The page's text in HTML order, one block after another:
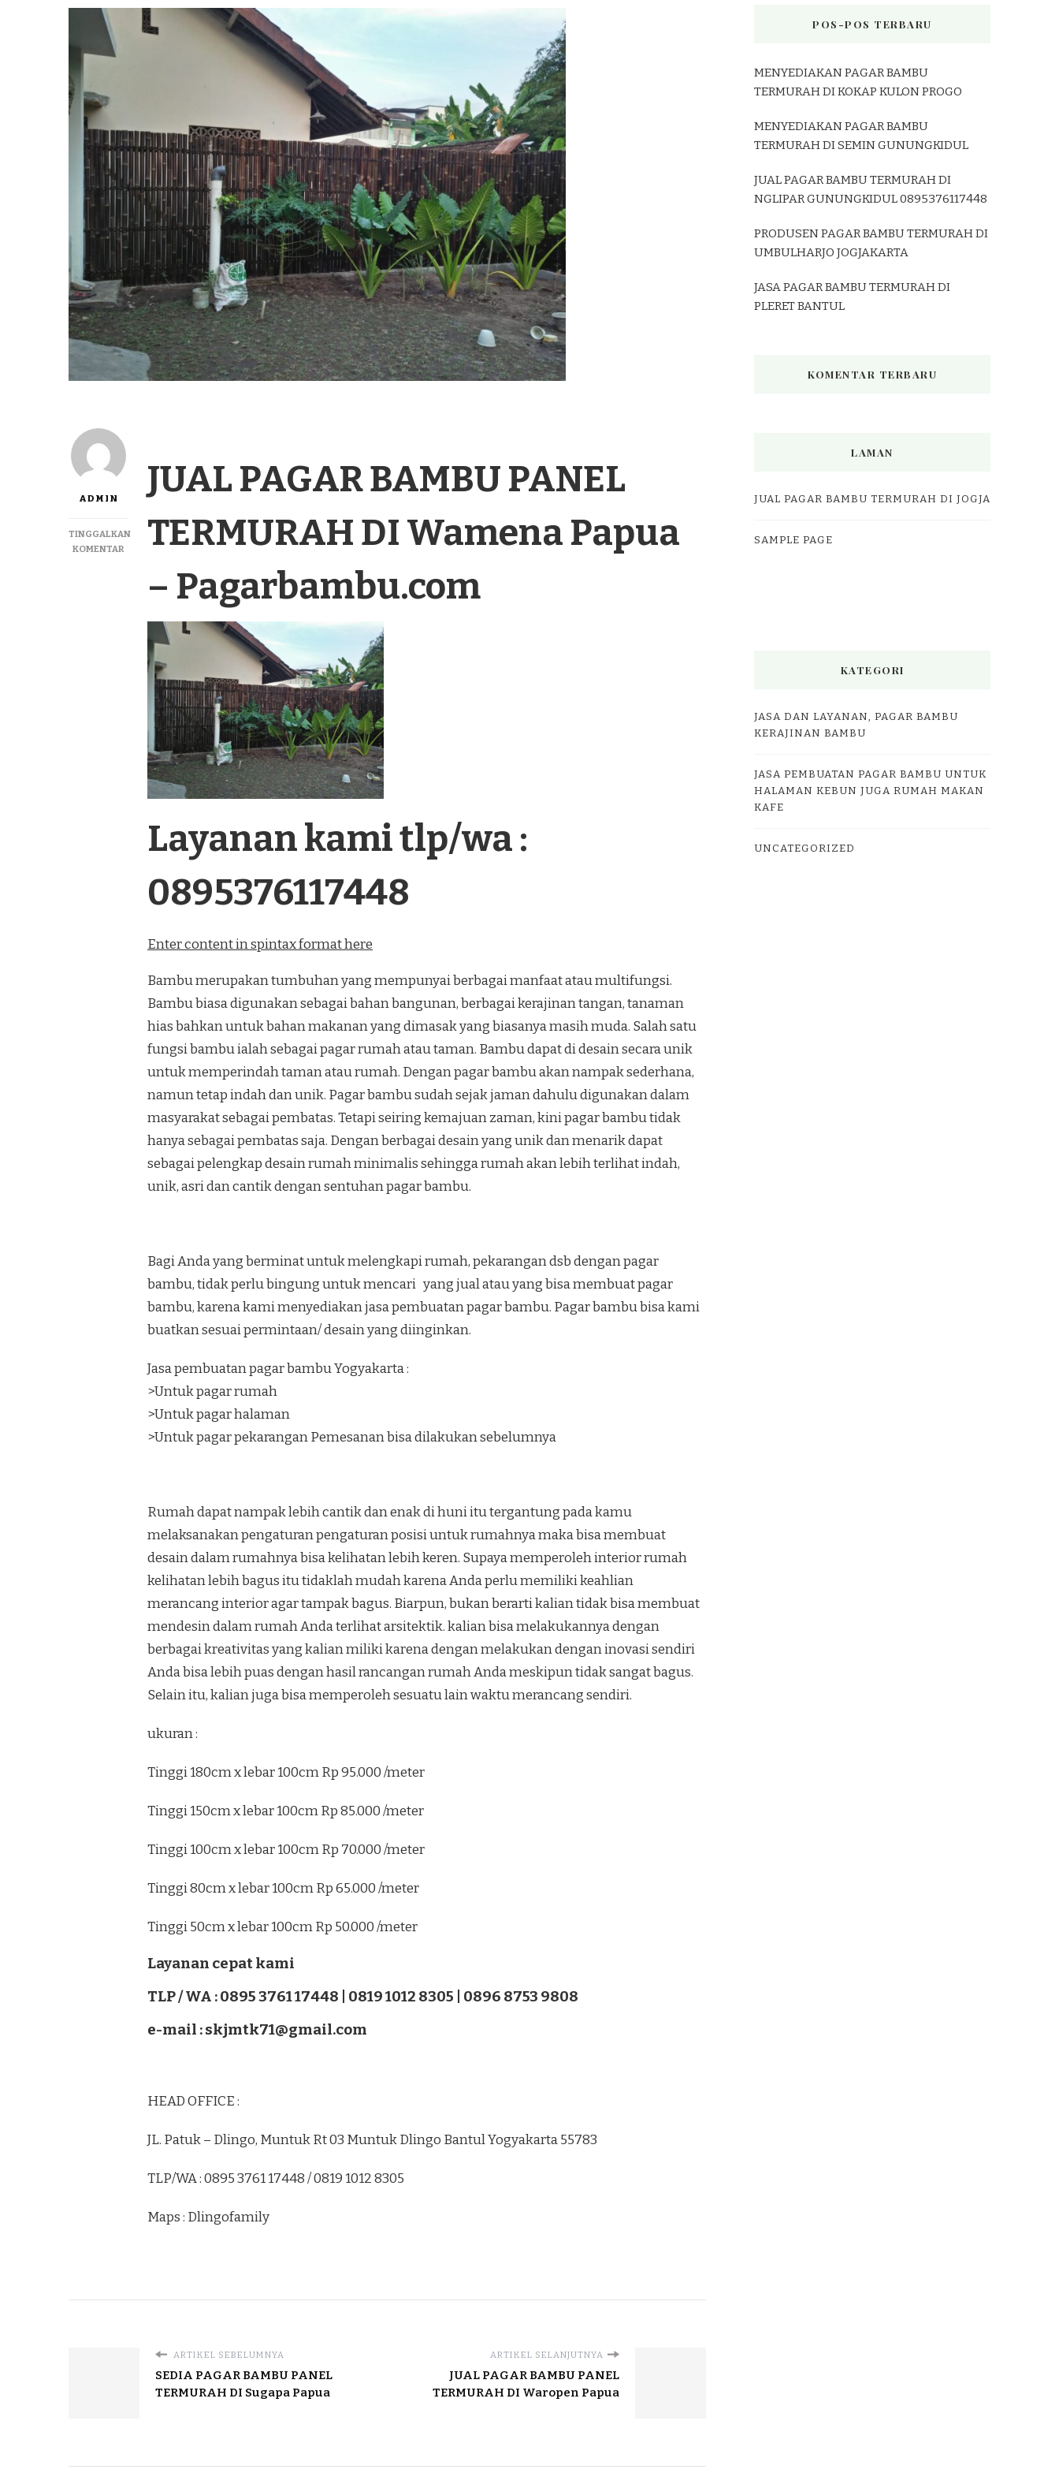
ADMIN
TINGGALKAN
KOMENTARPADA
BAMBU
TERMURAH
WAMENA
PAPUA
JUAL PAGAR BAMBU PANEL
TERMURAH DI Wamena Papua
– Pagarbambu.com
Layanan kami tlp/wa :
0895376117448
Enter content in spintax format here
Bambu merupakan tumbuhan yang mempunyai berbagai manfaat atau multifungsi.
Bambu biasa digunakan sebagai bahan bangunan, berbagai kerajinan tangan, tanaman
hias bahkan untuk bahan makanan yang dimasak yang biasanya masih muda. Salah satu
fungsi bambu ialah sebagai pagar rumah atau taman. Bambu dapat di desain secara unik
untuk memperindah taman atau rumah. Dengan pagar bambu akan nampak sederhana,
namun tetap indah dan unik. Pagar bambu sudah sejak jaman dahulu digunakan dalam
masyarakat sebagai pembatas. Tetapi seiring kemajuan zaman, kini pagar bambu tidak
hanya sebagai pembatas saja. Dengan berbagai desain yang unik dan menarik dapat
sebagai pelengkap desain rumah minimalis sehingga rumah akan lebih terlihat indah,
unik, asri dan cantik dengan sentuhan pagar bambu.
Bagi Anda yang berminat untuk melengkapi rumah, pekarangan dsb dengan pagar
bambu, tidak perlu bingung untuk mencari yang jual atau yang bisa membuat pagar
bambu, karena kami menyediakan jasa pembuatan pagar bambu. Pagar bambu bisa kami
buatkan sesuai permintaan/ desain yang diinginkan.
Jasa pembuatan pagar bambu Yogyakarta :
>Untuk pagar rumah
>Untuk pagar halaman
>Untuk pagar pekarangan Pemesanan bisa dilakukan sebelumnya
Rumah dapat nampak lebih cantik dan enak di huni itu tergantung pada kamu
melaksanakan pengaturan pengaturan posisi untuk rumahnya maka bisa membuat
desain dalam rumahnya bisa kelihatan lebih keren. Supaya memperoleh interior rumah
kelihatan lebih bagus itu tidaklah mudah karena Anda perlu memiliki keahlian
merancang interior agar tampak bagus. Biarpun, bukan berarti kalian tidak bisa membuat
mendesin dalam rumah Anda terlihat arsitektik. kalian bisa melakukannya dengan
berbagai kreativitas yang kalian miliki karena dengan melakukan dengan inovasi sendiri
Anda bisa lebih puas dengan hasil rancangan rumah Anda meskipun tidak sangat bagus.
Selain itu, kalian juga bisa memperoleh sesuatu lain waktu merancang sendiri.
ukuran :
Tinggi 180cm x lebar 100cm Rp 95.000 /meter
Tinggi 150cm x lebar 100cm Rp 85.000 /meter
Tinggi 100cm x lebar 100cm Rp 70.000 /meter
Tinggi 80cm x lebar 100cm Rp 65.000 /meter
Tinggi 50cm x lebar 100cm Rp 50.000 /meter
Layanan cepat kami
TLP / WA : 0895 3761 17448 | 0819 1012 8305 | 0896 8753 9808
e-mail : skjmtk71@gmail.com
HEAD OFFICE :
JL. Patuk – Dlingo, Muntuk Rt 03 Muntuk Dlingo Bantul Yogyakarta 55783
TLP/WA : 0895 3761 17448 / 0819 1012 8305
Maps : Dlingofamily
ARTIKEL SEBELUMNYA
SEDIA PAGAR BAMBU PANEL
TERMURAH DI Sugapa Papua
ARTIKEL SELANJUTNYA
JUAL PAGAR BAMBU PANEL
TERMURAH DI Waropen Papua
POS-POS TERBARU
MENYEDIAKAN PAGAR BAMBU
TERMURAH DI KOKAP KULON PROGO
MENYEDIAKAN PAGAR BAMBU
TERMURAH DI SEMIN GUNUNGKIDUL
JUAL PAGAR BAMBU TERMURAH DI
NGLIPAR GUNUNGKIDUL 0895376117448
PRODUSEN PAGAR BAMBU TERMURAH DI
UMBULHARJO JOGJAKARTA
JASA PAGAR BAMBU TERMURAH DI
PLERET BANTUL
KOMENTAR TERBARU
LAMAN
JUAL PAGAR BAMBU TERMURAH DI JOGJA
SAMPLE PAGE
KATEGORI
JASA DAN LAYANAN, PAGAR BAMBU
KERAJINAN BAMBU
JASA PEMBUATAN PAGAR BAMBU UNTUK
HALAMAN KEBUN JUGA RUMAH MAKAN
KAFE
UNCATEGORIZED